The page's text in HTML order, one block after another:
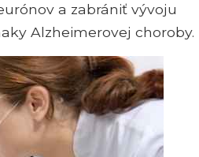
a zabrániť vývoju
Alzheimerovej choroby.